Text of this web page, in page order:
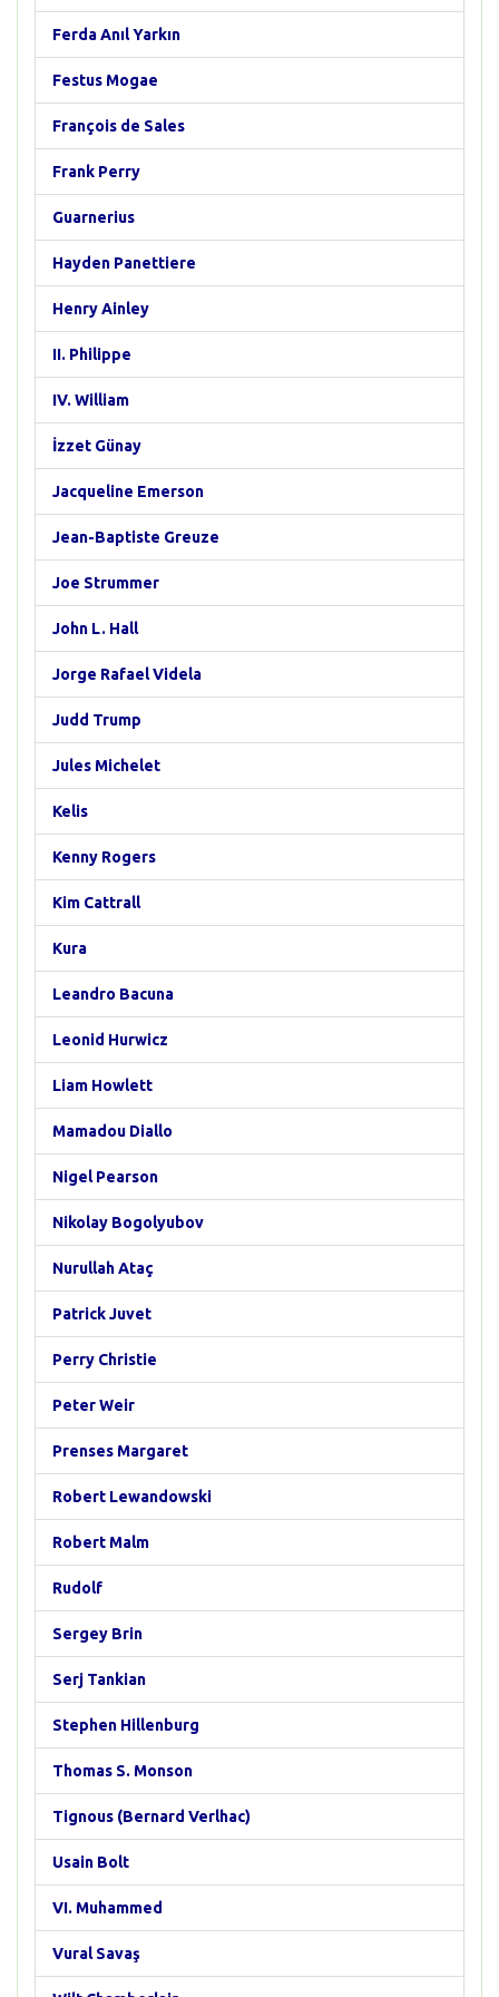
Ferda Anıl Yarkın
Festus Mogae
François de Sales
Frank Perry
Guarnerius
Hayden Panettiere
Henry Ainley
II. Philippe
IV. William
İzzet Günay
Jacqueline Emerson
Jean-Baptiste Greuze
Joe Strummer
John L. Hall
Jorge Rafael Videla
Judd Trump
Jules Michelet
Kelis
Kenny Rogers
Kim Cattrall
Kura
Leandro Bacuna
Leonid Hurwicz
Liam Howlett
Mamadou Diallo
Nigel Pearson
Nikolay Bogolyubov
Nurullah Ataç
Patrick Juvet
Perry Christie
Peter Weir
Prenses Margaret
Robert Lewandowski
Robert Malm
Rudolf
Sergey Brin
Serj Tankian
Stephen Hillenburg
Thomas S. Monson
Tignous (Bernard Verlhac)
Usain Bolt
VI. Muhammed
Vural Savaş